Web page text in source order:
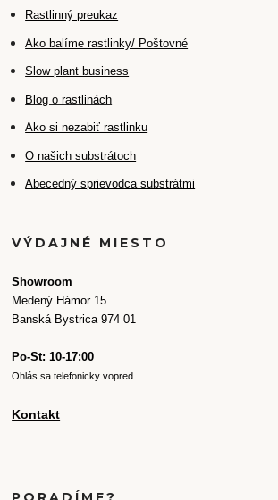
Rastlinný preukaz
Ako balíme rastlinky/ Poštovné
Slow plant business
Blog o rastlinách
Ako si nezabiť rastlinku
O našich substrátoch
Abecedný sprievodca substrátmi
VÝDAJNÉ MIESTO
Showroom
Medený Hámor 15
Banská Bystrica 974 01
Po-St: 10-17:00
Ohlás sa telefonicky vopred
Kontakt